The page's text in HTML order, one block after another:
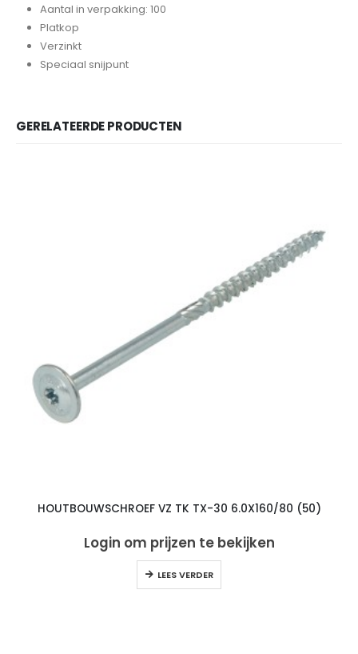
Aantal in verpakking: 100
Platkop
Verzinkt
Speciaal snijpunt
GERELATEERDE PRODUCTEN
HOUTBOUWSCHROEF VZ TK TX-30 6.0X160/80 (50)
Login om prijzen te bekijken
LEES VERDER